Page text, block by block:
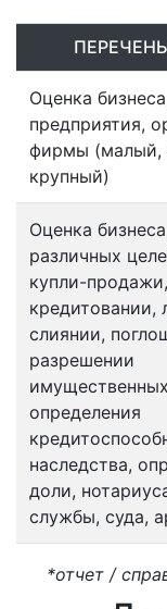
Оценка
предприятия,
фирмы (малый,
крупный)
Оценка
различных
купли-продажи,
кредитовании,
слиянии,
разрешении
определения
наследства,
доли,
службы, суда,
*отчет /